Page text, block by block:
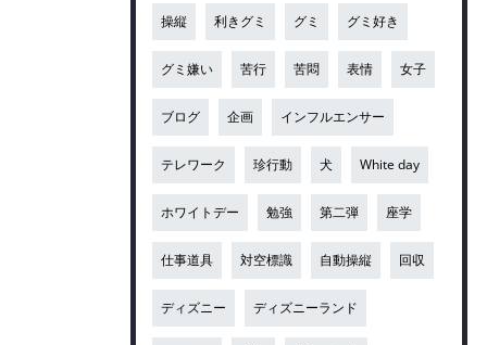
操縦 利きグミ グミ グミ好き
グミ嫌い 苦行 苦悶 表情 女子
ブログ 企画 インフルエンサー
テレワーク 珍行動 犬 White day
ホワイトデー 勉強 第二弾 座学
仕事道具 対空標識 自動操縦 回収
ディズニー ディズニーランド